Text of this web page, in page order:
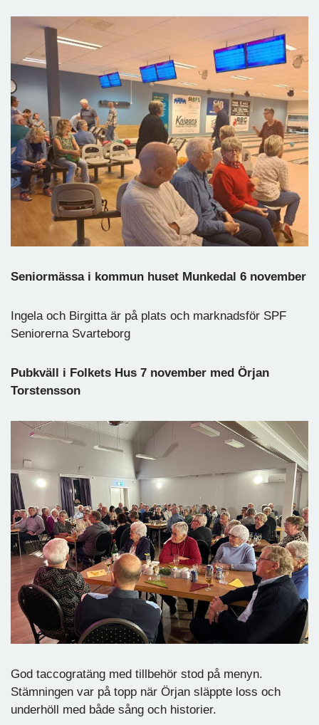
Seniormässa i kommun huset Munkedal 6 november
Ingela och Birgitta är på plats och marknadsför SPF
Seniorerna Svarteborg
Pubkväll i Folkets Hus 7 november med Örjan
Torstensson
God taccogratäng med tillbehör stod på menyn.
Stämningen var på topp när Örjan släppte loss och
underhöll med både sång och historier.